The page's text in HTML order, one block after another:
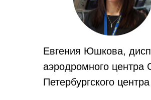
Евгения Юшкова,
аэродромного центра
Петербургского